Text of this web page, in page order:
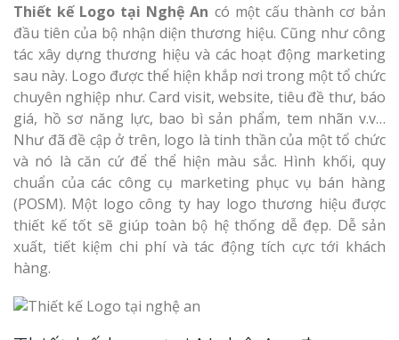
Thiết kế Logo tại Nghệ An có một cấu thành cơ bản
đầu tiên của bộ nhận diện thương hiệu. Cũng như công
tác xây dựng thương hiệu và các hoạt động marketing
sau này. Logo được thể hiện khắp nơi trong một tổ chức
chuyên nghiệp như. Card visit, website, tiêu đề thư, báo
giá, hồ sơ năng lực, bao bì sản phẩm, tem nhãn v.v…
Như đã đề cập ở trên, logo là tinh thần của một tổ chức
và nó là căn cứ để thể hiện màu sắc. Hình khối, quy
chuẩn của các công cụ marketing phục vụ bán hàng
(POSM). Một logo công ty hay logo thương hiệu được
thiết kế tốt sẽ giúp toàn bộ hệ thống dễ đẹp. Dễ sản
xuất, tiết kiệm chi phí và tác động tích cực tới khách
hàng.